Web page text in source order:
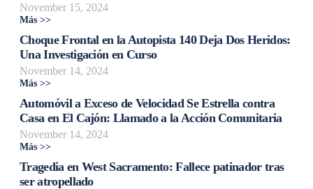
November 15, 2024
Más >>
Choque Frontal en la Autopista 140 Deja Dos Heridos:
Una Investigación en Curso
November 14, 2024
Más >>
Automóvil a Exceso de Velocidad Se Estrella contra
Casa en El Cajón: Llamado a la Acción Comunitaria
November 14, 2024
Más >>
Tragedia en West Sacramento: Fallece patinador tras
ser atropellado